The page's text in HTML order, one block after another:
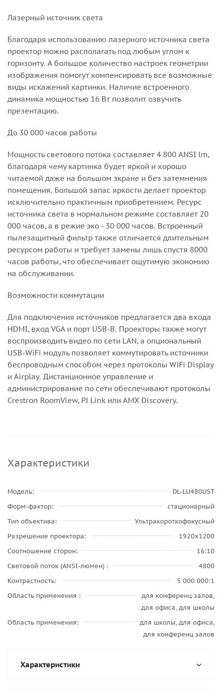
Лазерный источник света
Благодаря использованию лазерного источника света
проектор можно располагать под любым углом к
горизонту. А большое количество настроек геометрии
изображения помогут компенсировать все возможные
виды искажений картинки. Наличие встроенного
динамика мощностью 16 Вт позволит озвучить
презентацию.
До 30 000 часов работы
Мощность светового потока составляет 4 800 ANSI lm,
благодаря чему картинка будет яркой и хорошо
читаемой даже на большом экране и без затемнения
помещения. Большой запас яркости делает проектор
исключительно практичным приобретением. Ресурс
источника света в нормальном режиме составляет 20
000 часов, а в режие эко - 30 000 часов. Встроенный
пылезащитный фильтр также отличается длительным
ресурсом работы и требует замены лишь спустя 8000
часов работы, что обеспечивает ощутимую экономию
на обслуживании.
Возможности коммутации
Для подключения источников предлагается два входа
HDMI, вход VGA и порт USB-B. Проекторы также могут
воспроизводить видео по сети LAN, а опциональный
USB-WiFi модуль позволяет коммутировать источники
беспроводным способом через протоколы WiFi Display
и Airplay. Дистанционное управление и
администрирование по сети обеспечивают протоколы
Crestron RoomView, PJ Link или AMX Discovery.
Характеристики
Модель
DL-LU480UST
Форм-фактор
стационарный
Тип объектива
Ультракороткофокусный
Разрешение проектора
1920x1200
Соотношение сторон
16:10
Световой поток (ANSI-люмен)
4800
Контрастность
5 000 000:1
Область применения
для конференц залов,
для офиса, для школы
Область применения
для школы, для офиса,
для конференц залов
Характеристики